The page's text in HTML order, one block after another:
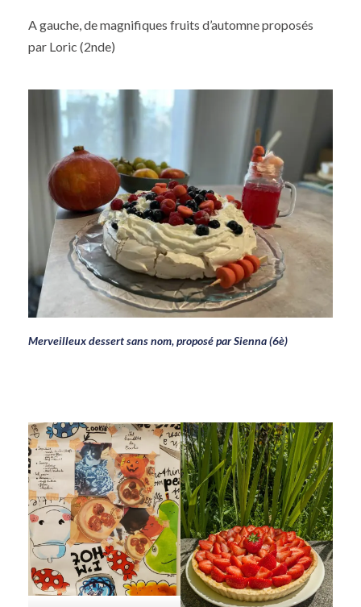
A gauche, de magnifiques fruits d’automne proposés
par Loric (2nde)
Merveilleux dessert sans nom, proposé par Sienna (6è)